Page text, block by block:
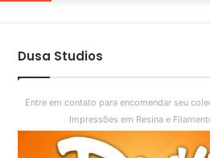
Dusa Studios
Entre em contato para encomendar seu
Impressões em Resina e